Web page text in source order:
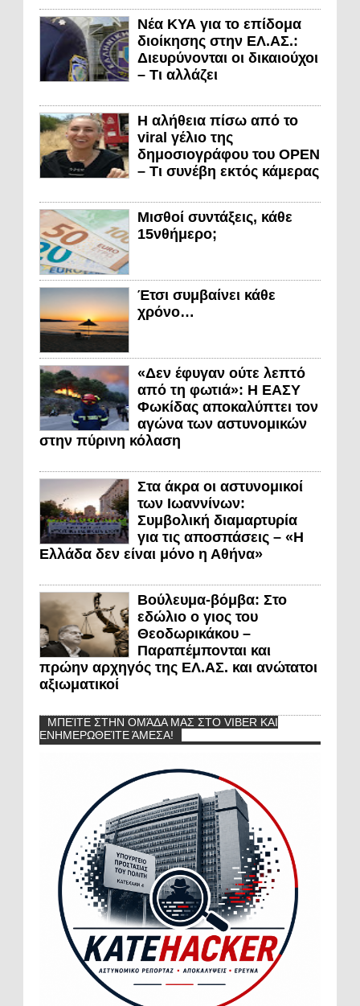
Νέα ΚΥΑ για το επίδομα
διοίκησης στην ΕΛ.ΑΣ.:
Διευρύνονται οι δικαιούχοι
– Τι αλλάζει
Η αλήθεια πίσω από το
viral γέλιο της
δημοσιογράφου του OPEN
– Τι συνέβη εκτός κάμερας
Μισθοί συντάξεις, κάθε
15νθήμερο;
Έτσι συμβαίνει κάθε
χρόνο…
«Δεν έφυγαν ούτε λεπτό
από τη φωτιά»: Η ΕΑΣΥ
Φωκίδας αποκαλύπτει τον
αγώνα των αστυνομικών
στην πύρινη κόλαση
Στα άκρα οι αστυνομικοί
των Ιωαννίνων:
Συμβολική διαμαρτυρία
για τις αποσπάσεις – «Η
Ελλάδα δεν είναι μόνο η Αθήνα»
Βούλευμα-βόμβα: Στο
εδώλιο ο γιος του
Θεοδωρικάκου –
Παραπέμπονται και
πρώην αρχηγός της ΕΛ.ΑΣ. και ανώτατοι
αξιωματικοί
ΜΠΕΊΤΕ ΣΤΗΝ ΟΜΆΔΑ ΜΑΣ ΣΤΟ VIBER ΚΑΙ
ΕΝΗΜΕΡΩΘΕΊΤΕ ΆΜΕΣΑ!